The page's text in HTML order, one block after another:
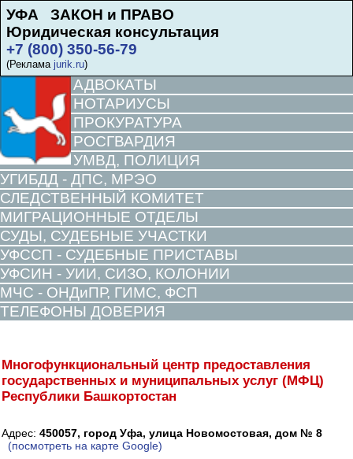
УФА ЗАКОН и ПРАВО
Юридическая консультация
+7 (800) 350-56-79
(Реклама jurik.ru)
АДВОКАТЫ
НОТАРИУСЫ
ПРОКУРАТУРА
РОСГВАРДИЯ
УМВД, ПОЛИЦИЯ
УГИБДД - ДПС, МРЭО
СЛЕДСТВЕННЫЙ КОМИТЕТ
МИГРАЦИОННЫЕ ОТДЕЛЫ
СУДЫ, СУДЕБНЫЕ УЧАСТКИ
УФССП - СУДЕБНЫЕ ПРИСТАВЫ
УФСИН - УИИ, СИЗО, КОЛОНИИ
МЧС - ОНДиПР, ГИМС, ФСП
ТЕЛЕФОНЫ ДОВЕРИЯ
Многофункциональный центр предоставления
государственных и муниципальных услуг (МФЦ)
Республики Башкортостан
Адрес: 450057, город Уфа, улица Новомостовая, дом № 8
(посмотреть на карте Google)